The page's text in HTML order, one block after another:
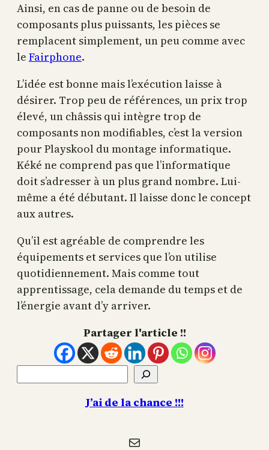
Ainsi, en cas de panne ou de besoin de
composants plus puissants, les pièces se
remplacent simplement, un peu comme avec
le Fairphone.
L’idée est bonne mais l’exécution laisse à
désirer. Trop peu de références, un prix trop
élevé, un châssis qui intègre trop de
composants non modifiables, c’est la version
pour Playskool du montage informatique.
Kéké ne comprend pas que l’informatique
doit s’adresser à un plus grand nombre. Lui-
même a été débutant. Il laisse donc le concept
aux autres.
Qu’il est agréable de comprendre les
équipements et services que l’on utilise
quotidiennement. Mais comme tout
apprentissage, cela demande du temps et de
l’énergie avant d’y arriver.
Partager l'article !!
J’ai de la chance !!!
E-mail